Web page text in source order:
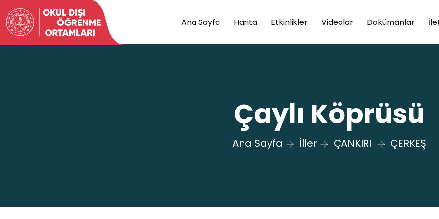
Ana Sayfa Harita Etkinlikler Videolar Dokümanlar
Çaylı Köprüsü
Ana Sayfa İller ÇANKIRI ÇERKEŞ